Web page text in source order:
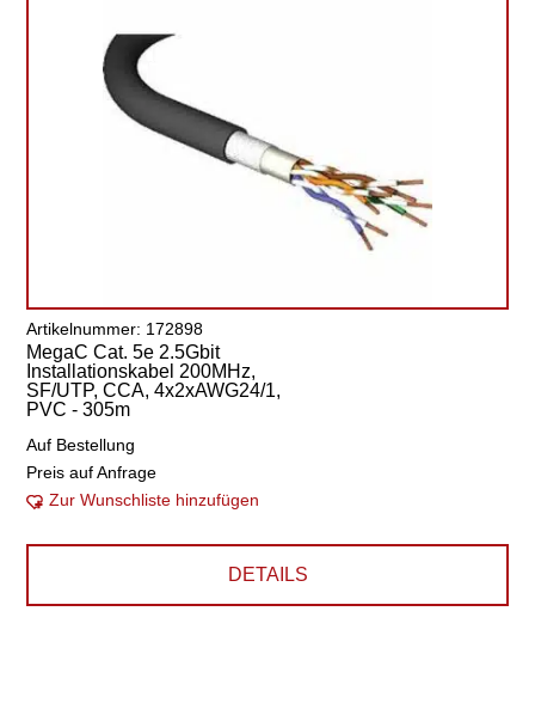
Artikelnummer: 172898
MegaC Cat. 5e 2.5Gbit
Installationskabel 200MHz,
SF/UTP, CCA, 4x2xAWG24/1,
PVC - 305m
Auf Bestellung
Preis auf Anfrage
Zur Wunschliste hinzufügen
DETAILS